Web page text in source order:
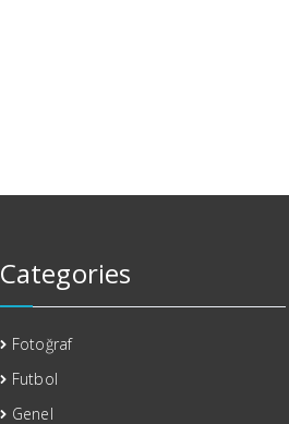
Categories
Fotoğraf
Futbol
Genel